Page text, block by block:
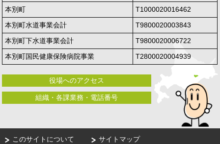
本別町
T1000020016462
本別町水道事業会計
T9800020003843
本別町下水道事業会計
T9800020006722
本別町国民健康保険病院事業
T2800020004939
役場へのアクセス
組織・各課業務・電話番号
このサイトについて サイトマップ